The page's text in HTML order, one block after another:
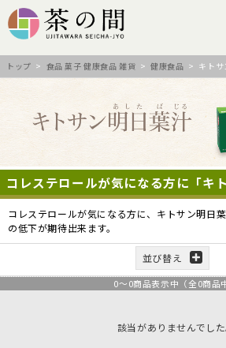
トップ > 食品 菓子 健康食品 雑貨 >健康食品 > キトサ
コレステロールが気になる方に「キ
コレステロールが気になる方に、キトサン明日
の低下が期待出来ます。
並び替え
0～0商品表示中（全0商品
該当がありませんでした